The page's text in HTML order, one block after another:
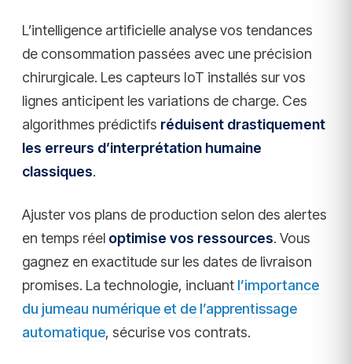
L’intelligence artificielle analyse vos tendances
de consommation passées avec une précision
chirurgicale. Les capteurs IoT installés sur vos
lignes anticipent les variations de charge. Ces
algorithmes prédictifs réduisent drastiquement
les erreurs d’interprétation humaine
classiques.
Ajuster vos plans de production selon des alertes
en temps réel optimise vos ressources. Vous
gagnez en exactitude sur les dates de livraison
promises. La technologie, incluant l’importance
du jumeau numérique et de l’apprentissage
automatique, sécurise vos contrats.